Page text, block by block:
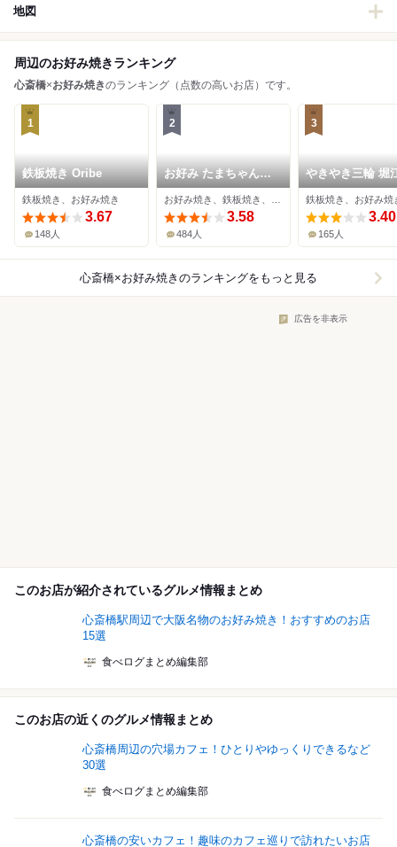
地図
周辺のお好み焼きランキング
心斎橋×お好み焼きのランキング（点数の高いお店）です。
1
鉄板焼き Oribe
鉄板焼き、お好み焼き
3.67
148人
2
お好み たまちゃん
viva
3.58
484人
3
やきやき三輪 堀
3.40
165人
心斎橋×お好み焼き のランキングをもっと見る
広告を非表示
このお店が紹介されているグルメ情報まとめ
心斎橋駅周辺で大阪名物のお好み焼き！おすすめのお店
15選
食べログまとめ編集部
このお店の近くのグルメ情報まとめ
心斎橋周辺の穴場カフェ！ひとりやゆっくりできるなど
30選
食べログまとめ編集部
心斎橋の安いカフェ！趣味のカフェ巡りで訪れたいお店